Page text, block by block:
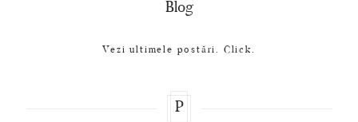
Blog
Vezi ultimele postări. Click.
P